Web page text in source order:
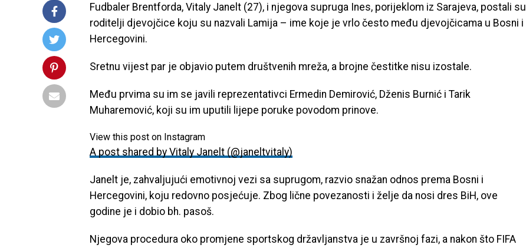
Fudbaler Brentforda, Vitaly Janelt (27), i njegova supruga Ines, porijeklom iz Sarajeva, postali su
roditelji djevojčice koju su nazvali Lamija – ime koje je vrlo često među djevojčicama u Bosni i
Hercegovini.
Sretnu vijest par je objavio putem društvenih mreža, a brojne čestitke nisu izostale.
Među prvima su im se javili reprezentativci Ermedin Demirović, Dženis Burnić i Tarik
Muharemović, koji su im uputili lijepe poruke povodom prinove.
View this post on Instagram
A post shared by Vitaly Janelt (@janeltvitaly)
Janelt je, zahvaljujući emotivnoj vezi sa suprugom, razvio snažan odnos prema Bosni i
Hercegovini, koju redovno posjećuje. Zbog lične povezanosti i želje da nosi dres BiH, ove
godine je i dobio bh. pasoš.
Njegova procedura oko promjene sportskog državljanstva je u završnoj fazi, a nakon što FIFA